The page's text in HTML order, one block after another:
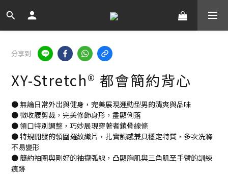
分享到
XY-Stretch® 都會簡約背心
● 無論日常外出與健身，完美展現運動型男的清爽與品味
● 微收腰剪裁，完美修飾身形，盡顯俐落
● 領口特別調整，巧妙展現穿著者鎖骨線條
● 特規開發的領圍羅紋織片，扎實觸感兼具穩定特質，多次洗滌
不易變形
● 簡約袖圈與剛好的袖攏弧線，凸顯胸肌與三角肌至手臂的訓練
痕跡